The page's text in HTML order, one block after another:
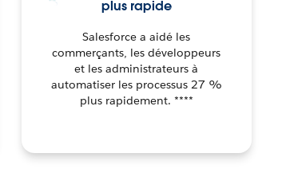
plus rapide
Salesforce a aidé les
commerçants, les développeurs
et les administrateurs à
automatiser les processus 27 %
plus rapidement. ****